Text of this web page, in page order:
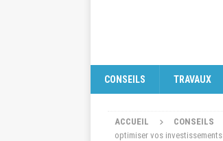
CONSEILS TRAVAUX
ACCUEIL CONSEILS
optimiser vos investissements